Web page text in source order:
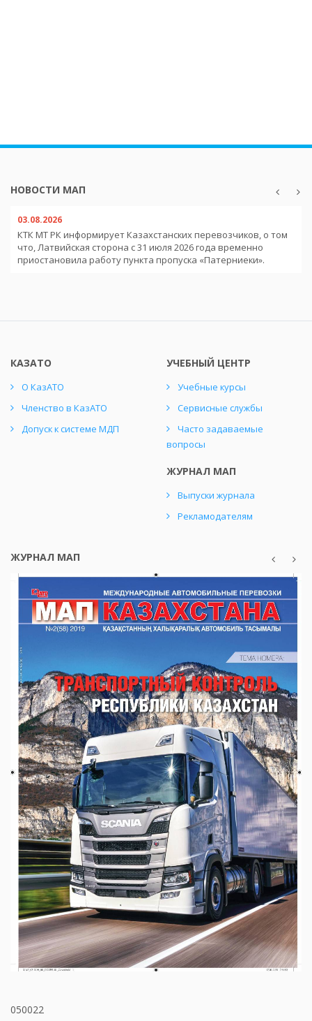
НОВОСТИ МАП
03.08.2026
КТК МТ РК информирует Казахстанских перевозчиков, о том
что, Латвийская сторона с 31 июля 2026 года временно
приостановила работу пункта пропуска «Патерниеки».
КАЗАТО
О КазАТО
Членство в КазАТО
Допуск к системе МДП
УЧЕБНЫЙ ЦЕНТР
Учебные курсы
Сервисные службы
Часто задаваемые
вопросы
ЖУРНАЛ МАП
Выпуски журнала
Рекламодателям
ЖУРНАЛ МАП
050022